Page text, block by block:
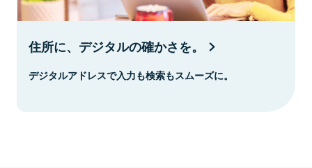
住所に、デジタルの確かさを。
デジタルアドレスで入力も検索もスムーズに。